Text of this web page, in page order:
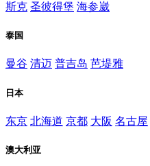
斯克 圣彼得堡 海参崴
泰国
曼谷 清迈 普吉岛 芭堤雅
日本
东京 北海道 京都 大阪 名古屋
澳大利亚